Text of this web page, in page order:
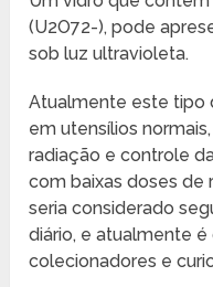
(U2O72-), pode
sob luz ultravioleta.
Atualmente este tipo
em utensílios
radiação e controle
com baixas doses de
seria considerado
diário, e atualmente
colecionadores e